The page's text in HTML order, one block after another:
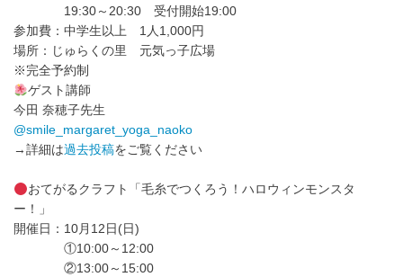
19:30～20:30 受付開始19:00
参加費：中学生以上 1人1,000円
場所：じゅらくの里 元気っ子広場
※完全予約制
ゲスト講師
今田 奈穂子先生
@smile_margaret_yoga_naoko
→詳細は過去投稿をご覧ください
おてがるクラフト「毛糸でつくろう！ハロウィンモンスタ
ー！」
開催日：10月12日(日)
①10:00～12:00
②13:00～15:00